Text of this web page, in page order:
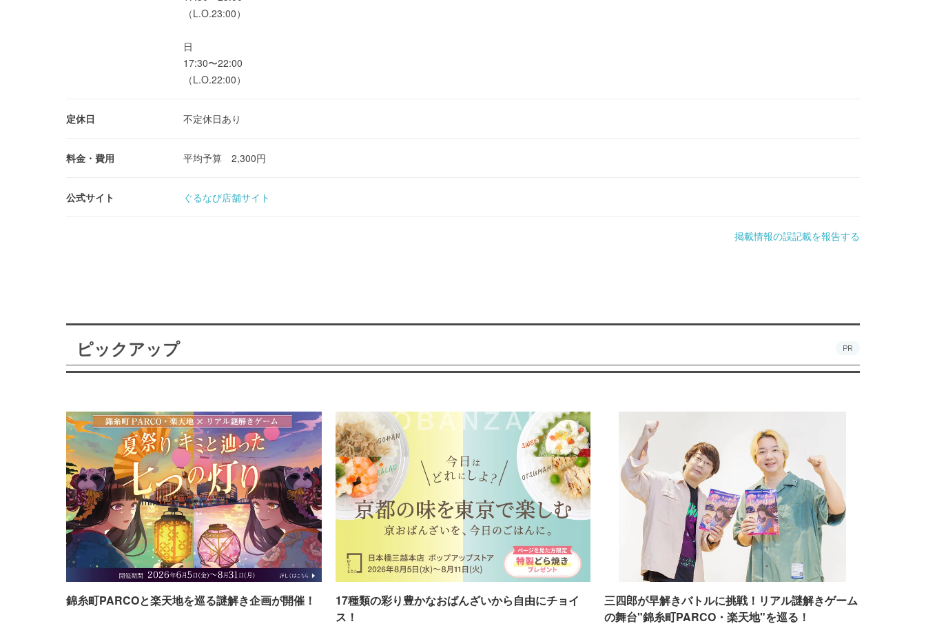
（L.O.23:00）
日
17:30〜22:00
（L.O.22:00）
定休日 不定休日あり
料金・費用 平均予算 2,300円
公式サイト ぐるなび店舗サイト
掲載情報の誤記載を報告する
ピックアップ PR
錦糸町PARCOと楽天地を巡る謎解き企画が開催！
17種類の彩り豊かなおばんざいから自由にチョイ
ス！
三四郎が早解きバトルに挑戦！リアル謎解きゲーム
の舞台"錦糸町PARCO・楽天地"を巡る！